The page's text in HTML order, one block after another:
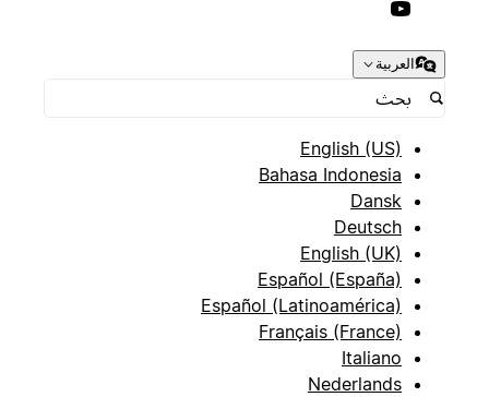
العربية
English (US)
Bahasa Indonesia
Dansk
Deutsch
English (UK)
Español (España)
Español (Latinoamérica)
Français (France)
Italiano
Nederlands